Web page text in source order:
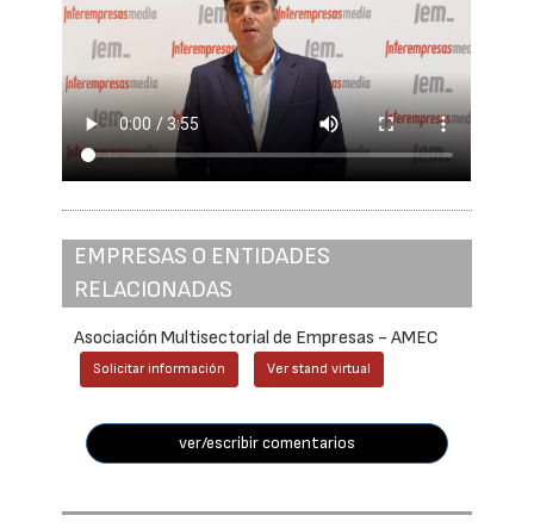
EMPRESAS O ENTIDADES
RELACIONADAS
Asociación Multisectorial de Empresas - AMEC
Solicitar información Ver stand virtual
ver/escribir comentarios